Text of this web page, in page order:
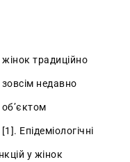
традиційно
недавно
об’єктом
Епідеміологічні
у жінок